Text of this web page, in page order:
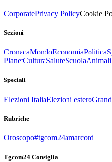
CorporatePrivacy PolicyCookie
Sezioni
CronacaMondoEconomiaPolitica
PlanetCulturaSaluteScuolaAnimali
Speciali
Elezioni ItaliaElezioni estero
Rubriche
Oroscopo#tgcom24amarcord
Tgcom24 Consiglia